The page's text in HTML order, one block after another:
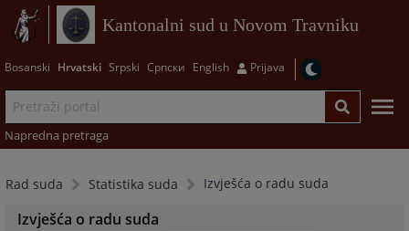
Kantonalni sud u Novom Travniku
Bosanski Hrvatski Srpski Српски English Prijava
Napredna pretraga
Rad suda Statistika suda Izvješća o radu suda
Izvješća o radu suda